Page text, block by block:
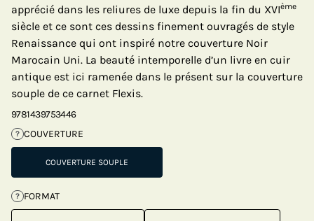
apprécié dans les reliures de luxe depuis la fin du XVIème
siècle et ce sont ces dessins finement ouvragés de style
Renaissance qui ont inspiré notre couverture Noir
Marocain Uni. La beauté intemporelle d’un livre en cuir
antique est ici ramenée dans le présent sur la couverture
souple de ce carnet Flexis.
9781439753446
? COUVERTURE
COUVERTURE SOUPLE
? FORMAT